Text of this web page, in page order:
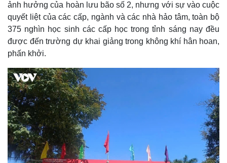
ảnh hưởng của hoàn lưu bão số 2, nhưng với sự vào cuộc
quyết liệt của các cấp, ngành và các nhà hảo tâm, toàn bộ
375 nghìn học sinh các cấp học trong tỉnh sáng nay đều
được đến trường dự khai giảng trong không khí hân hoan,
phấn khởi.